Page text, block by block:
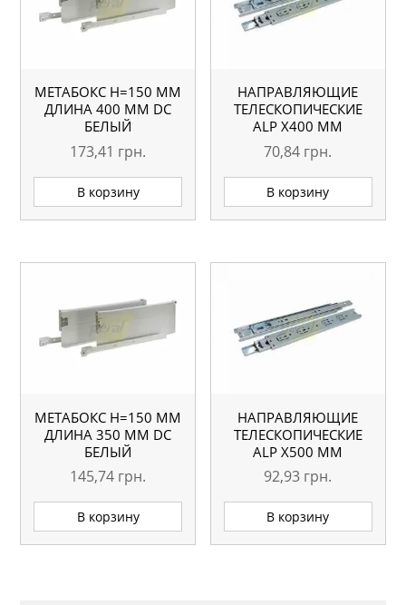
МЕТАБОКС H=150 ММ
ДЛИНА 400 ММ DC
БЕЛЫЙ
173,41 грн.
В корзину
НАПРАВЛЯЮЩИЕ
ТЕЛЕСКОПИЧЕСКИЕ
АLP Х400 ММ
70,84 грн.
В корзину
МЕТАБОКС H=150 ММ
ДЛИНА 350 ММ DC
БЕЛЫЙ
145,74 грн.
В корзину
НАПРАВЛЯЮЩИЕ
ТЕЛЕСКОПИЧЕСКИЕ
АLP Х500 ММ
92,93 грн.
В корзину